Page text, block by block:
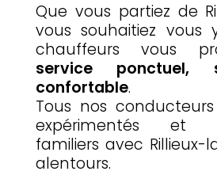
Que vous partiez de
vous souhaitiez vous
chauffeurs vous
service ponctuel,
confortable.
Tous nos
expérimentés et
familiers avec Rillieux-
alentours.